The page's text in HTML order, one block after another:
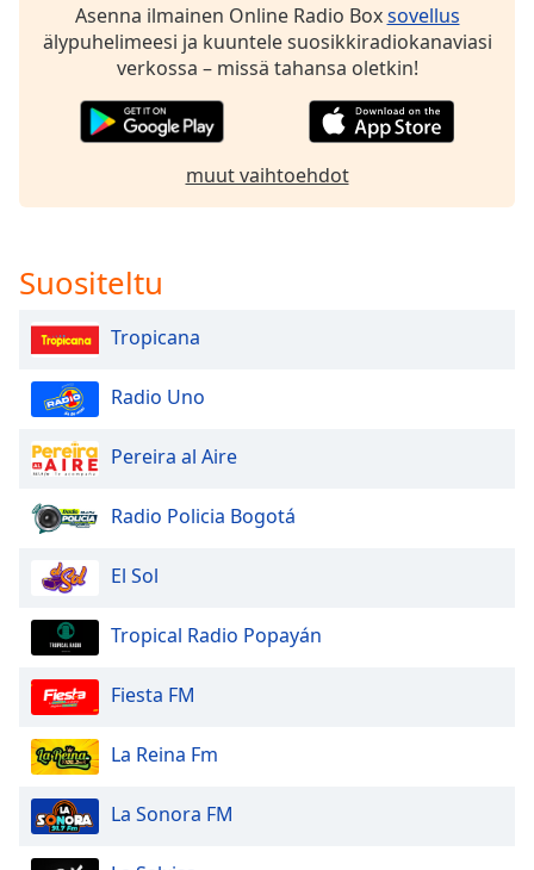
Background
Font
Size
Text
Edge
Style
Font
Family
Modal
Dialog
dialog
window.
Asenna ilmainen Online Radio Boxsovellus
älypuhelimeesi ja kuuntele suosikkiradiokanaviasi
verkossa – missä tahansa oletkin!
muut vaihtoehdot
Suositeltu
Tropicana
Radio Uno
Pereira al Aire
Radio Policia Bogotá
El Sol
Tropical Radio Popayán
Fiesta FM
La Reina Fm
La Sonora FM